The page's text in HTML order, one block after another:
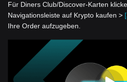
Für Diners Club/Discover-Karten
Navigationsleiste auf Krypto kaufen >
Ihre Order aufzugeben.